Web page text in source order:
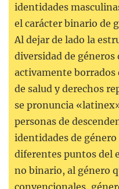
identidades
el carácter binario de
Al dejar de lado la
diversidad de géneros
activamente borrados
de salud y derechos
se pronuncia
personas de
identidades de
diferentes puntos del
no binario, al género
convencionales,